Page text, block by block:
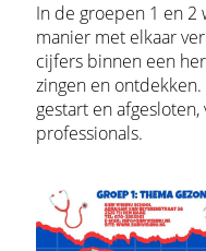
In de groepen 1 en
manier met elkaar
cijfers binnen een
zingen en
gestart en
professionals.